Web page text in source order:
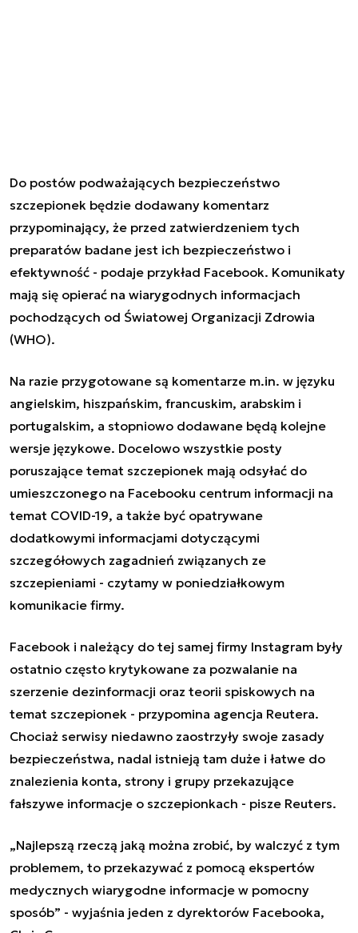
Do postów podważających bezpieczeństwo
szczepionek będzie dodawany komentarz
przypominający, że przed zatwierdzeniem tych
preparatów badane jest ich bezpieczeństwo i
efektywność - podaje przykład Facebook. Komunikaty
mają się opierać na wiarygodnych informacjach
pochodzących od Światowej Organizacji Zdrowia
(WHO).
Na razie przygotowane są komentarze m.in. w języku
angielskim, hiszpańskim, francuskim, arabskim i
portugalskim, a stopniowo dodawane będą kolejne
wersje językowe. Docelowo wszystkie posty
poruszające temat szczepionek mają odsyłać do
umieszczonego na Facebooku centrum informacji na
temat COVID-19, a także być opatrywane
dodatkowymi informacjami dotyczącymi
szczegółowych zagadnień związanych ze
szczepieniami - czytamy w poniedziałkowym
komunikacie firmy.
Facebook i należący do tej samej firmy Instagram były
ostatnio często krytykowane za pozwalanie na
szerzenie dezinformacji oraz teorii spiskowych na
temat szczepionek - przypomina agencja Reutera.
Chociaż serwisy niedawno zaostrzyły swoje zasady
bezpieczeństwa, nadal istnieją tam duże i łatwe do
znalezienia konta, strony i grupy przekazujące
fałszywe informacje o szczepionkach - pisze Reuters.
„Najlepszą rzeczą jaką można zrobić, by walczyć z tym
problemem, to przekazywać z pomocą ekspertów
medycznych wiarygodne informacje w pomocny
sposób” - wyjaśnia jeden z dyrektorów Facebooka,